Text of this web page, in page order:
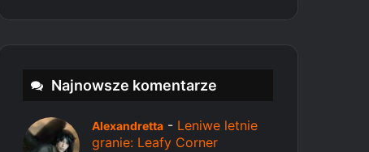
Najnowsze komentarze
Alexandretta - Leniwe letnie
granie: Leafy Corner